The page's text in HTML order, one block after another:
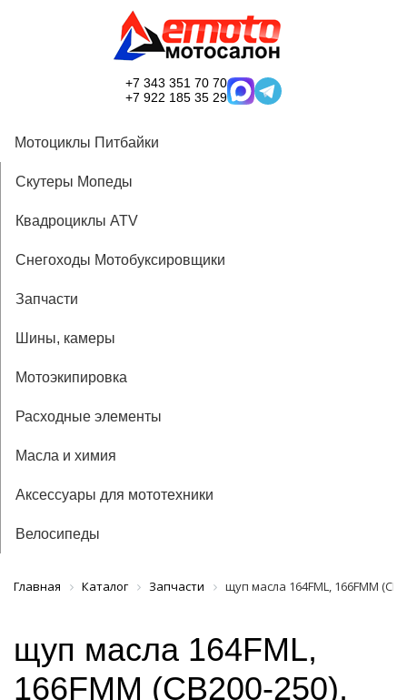
+7 343 351 70 70
+7 922 185 35 29
Мотоциклы Питбайки
Скутеры Мопеды
Квадроциклы ATV
Снегоходы Мотобуксировщики
Запчасти
Шины, камеры
Мотоэкипировка
Расходные элементы
Масла и химия
Аксессуары для мототехники
Велосипеды
Главная Каталог Запчасти щуп масла 164FML, 166FMM
щуп масла 164FML,
166FMM (CB200-250),